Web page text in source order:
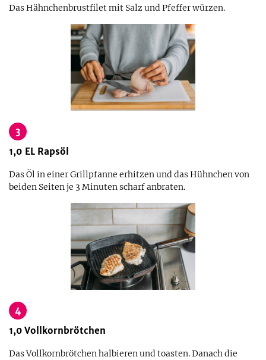
Das Hähnchenbrustfilet mit Salz und Pfeffer würzen.
3
1,0 EL Rapsöl
Das Öl in einer Grillpfanne erhitzen und das Hühnchen von
beiden Seiten je 3 Minuten scharf anbraten.
4
1,0 Vollkornbrötchen
Das Vollkornbrötchen halbieren und toasten. Danach die